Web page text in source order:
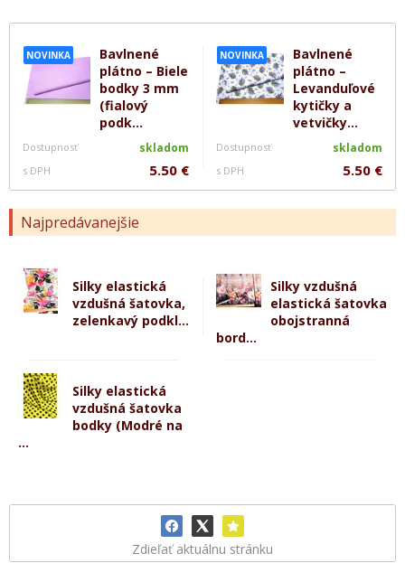
NOVINKA
Bavlnené
plátno – Biele
bodky 3 mm
(fialový
podk...
Dostupnosť skladom
s DPH 5.50 €
NOVINKA
Bavlnené
plátno –
Levanduľové
kytičky a
vetvičky...
Dostupnosť skladom
s DPH 5.50 €
Najpredávanejšie
Silky elastická
vzdušná šatovka,
zelenkavý podkl...
Silky vzdušná
elastická šatovka
obojstranná
bord...
Silky elastická
vzdušná šatovka
bodky (Modré na
...
Zdieľať aktuálnu stránku